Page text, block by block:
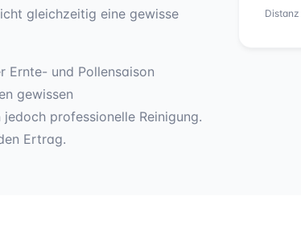
gleichzeitig eine gewisse
Ernte- und Pollensaison
gewissen
professionelle Reinigung.
Ertrag.
Distanz